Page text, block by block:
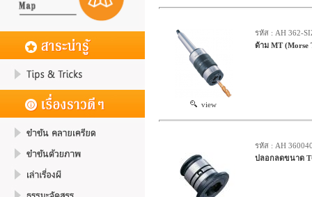
view
รหัส : AH 362-
ด้าม MT (Morse
รหัส : AH
ปลอกลดขนาด